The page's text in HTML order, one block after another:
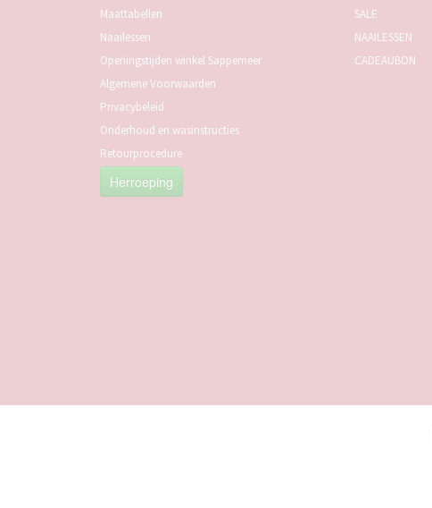
Maattabellen
Naailessen
Openingstijden winkel Sappemeer
Algemene Voorwaarden
Privacybeleid
Onderhoud en wasinstructies
Retourprocedure
Herroeping
SALE
NAAILESSEN
CADEAUBON